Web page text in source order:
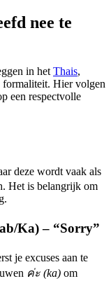
nee te
in het Thais,
formaliteit. Hier volgen
een respectvolle
deze wordt vaak als
Het is belangrijk om
Ka) – “Sorry”
je excuses aan te
ค่ะ (ka) om